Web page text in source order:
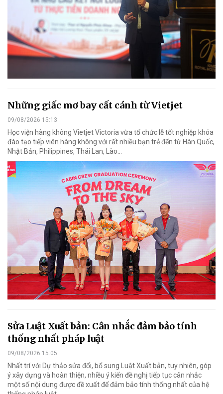
Những giấc mơ bay cất cánh từ Vietjet
09/08/2026 15:13
Học viện hàng không Vietjet Victoria vừa tổ chức lễ tốt nghiệp khóa
đào tạo tiếp viên hàng không với rất nhiều bạn trẻ đến từ Hàn Quốc,
Nhật Bản, Philippines, Thái Lan, Lào…
Sửa Luật Xuất bản: Cân nhắc đảm bảo tính
thống nhất pháp luật
09/08/2026 15:05
Nhất trí với Dự thảo sửa đổi, bổ sung Luật Xuất bản, tuy nhiên, góp
ý xây dựng và hoàn thiện, nhiều ý kiến đề nghị tiếp tục cân nhắc
một số nội dung được đề xuất để đảm bảo tính thống nhất của hệ